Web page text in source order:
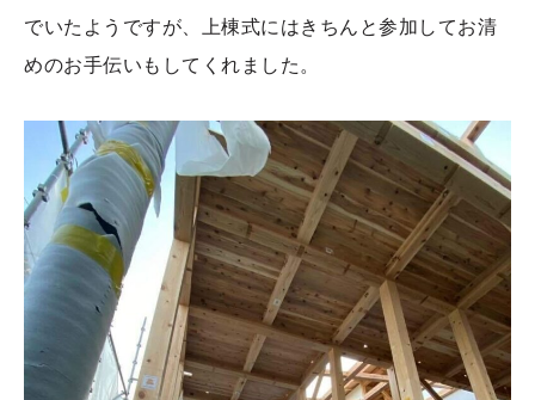
でいたようですが、上棟式にはきちんと参加してお清
めのお手伝いもしてくれました。